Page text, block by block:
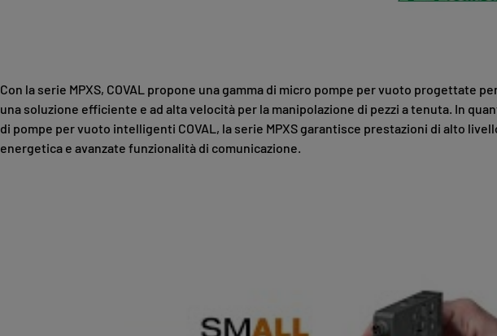
Con la serie MPXS, COVAL propone una gamma di micro pompe per vuoto progettate
una soluzione efficiente e ad alta velocità per la manipolazione di pezzi a tenuta. In
di pompe per vuoto intelligenti COVAL, la serie MPXS garantisce prestazioni di alto
energetica e avanzate funzionalità di comunicazione.